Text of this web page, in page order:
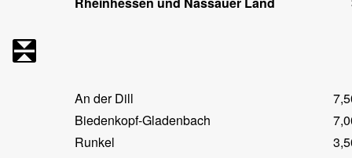
An der Dill
Biedenkopf-Gladenbach
Runkel